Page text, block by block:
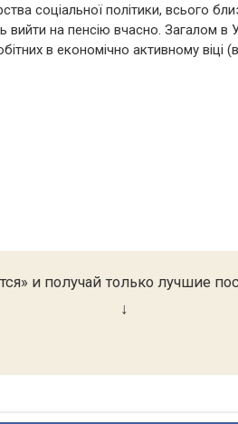
соціальної політики, всього
вийти на пенсію вчасно. Загалом в
в економічно активному віці
и получай только лучшие
↓